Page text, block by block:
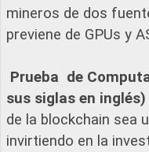
mineros de dos
previene de GPUs y
Prueba de
sus siglas en inglés)
de la blockchain sea
invirtiendo en la